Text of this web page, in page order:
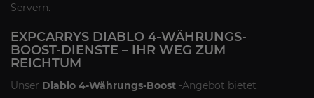
Servern.
EXPCARRYS DIABLO 4-WÄHRUNGS-
BOOST-DIENSTE – IHR WEG ZUM
REICHTUM
Unser Diablo 4-Währungs-Boost -Angebot bietet